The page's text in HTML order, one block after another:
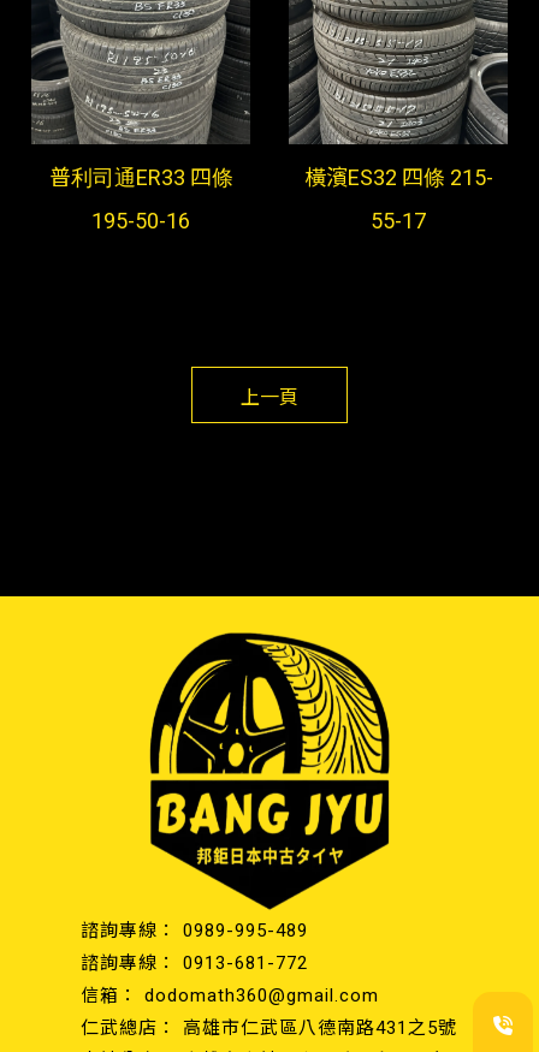
普利司通ER33 四條
195-50-16
橫濱ES32 四條 215-
55-17
上一頁
0989-995-489
0913-681-772
dodomath360@gmail.com
高雄市仁武區八德南路431之5號